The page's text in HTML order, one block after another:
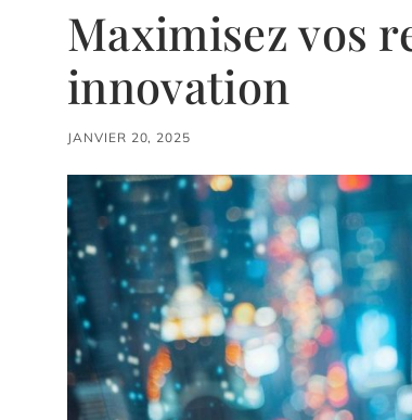
Maximisez vos
innovation
JANVIER 20, 2025